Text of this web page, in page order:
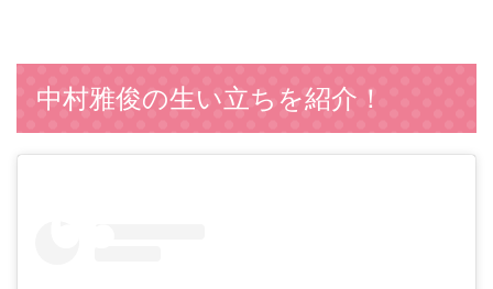
中村雅俊の生い立ちを紹介！